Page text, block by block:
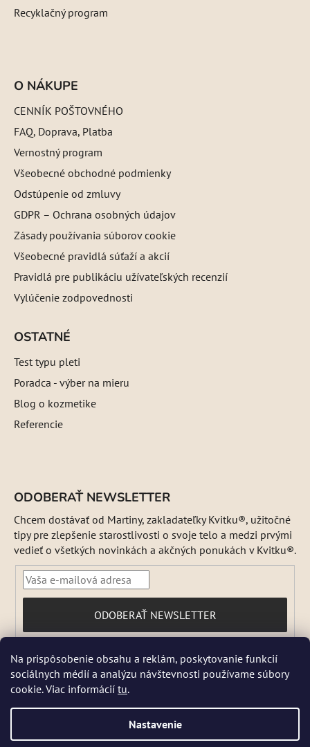
Na prispôsobenie obsahu a reklám, poskytovanie funkcií
sociálnych médií a analýzu návštevnosti používame súbory
cookie. Viac informácií tu.
Nastavenie
DŇA 5 a 6 AUGUSTA NEBUDEME ODOSIELAŤ ŽIADNE ZÁSIELKY. ☀️
Letná prevádzka: Počas horúcich dní chránime kvalitu našich výrobkov,
Niektoré produkty sú počas leta dočasne nedostupné, pretože by sa
mohli pri preprave poškodiť. 📦 Prosíme, zásielku si vyzdvihnite čo
Recyklačný program
O NÁKUPE
CENNÍK POŠTOVNÉHO
FAQ, Doprava, Platba
Vernostný program
Všeobecné obchodné podmienky
Odstúpenie od zmluvy
GDPR – Ochrana osobných údajov
Zásady používania súborov cookie
Všeobecné pravidlá súťaží a akcií
Pravidlá pre publikáciu užívateľských recenzií
Vylúčenie zodpovednosti
OSTATNÉ
Test typu pleti
Poradca - výber na mieru
Blog o kozmetike
Referencie
ODOBERAŤ NEWSLETTER
Chcem dostávať od Martiny, zakladateľky Kvitku®, užitočné
tipy pre zlepšenie starostlivosti o svoje telo a medzi prvými
vedieť o všetkých novinkách a akčných ponukách v Kvitku®.
PRIHLÁSIŤ
SA
ODOBERAŤ NEWSLETTER
podmienkami ochrany osobných údajov